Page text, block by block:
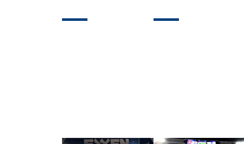
de prevención
algunas mesas en